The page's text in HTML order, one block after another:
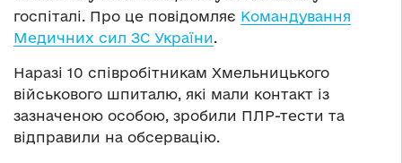
госпіталі. Про це повідомляє Командування
Медичних сил ЗС України.
Наразі 10 співробітникам Хмельницького
військового шпиталю, які мали контакт із
зазначеною особою, зробили ПЛР-тести та
відправили на обсервацію.